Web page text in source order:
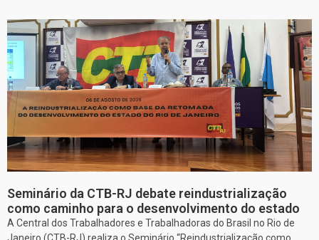
Seminário da CTB-RJ debate reindustrialização
como caminho para o desenvolvimento do estado
A Central dos Trabalhadores e Trabalhadoras do Brasil no Rio de